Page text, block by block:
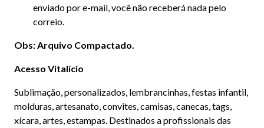
enviado por e-mail, você não receberá nada pelo
correio.
Obs: Arquivo Compactado.
Acesso Vitalício
Sublimação, personalizados, lembrancinhas, festas infantil,
molduras, artesanato, convites, camisas, canecas, tags,
xícara, artes, estampas. Destinados a profissionais das